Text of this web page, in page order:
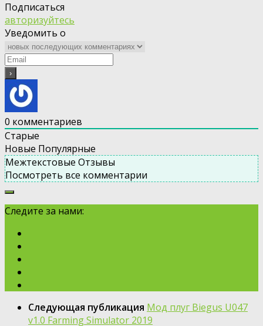
Подписаться
авторизуйтесь
Уведомить о
0 комментариев
Старые
Новые Популярные
Межтекстовые Отзывы
Посмотреть все комментарии
Следите за нами:
Следующая публикация Moд плуг Biegus U047
v1.0 Farming Simulator 2019